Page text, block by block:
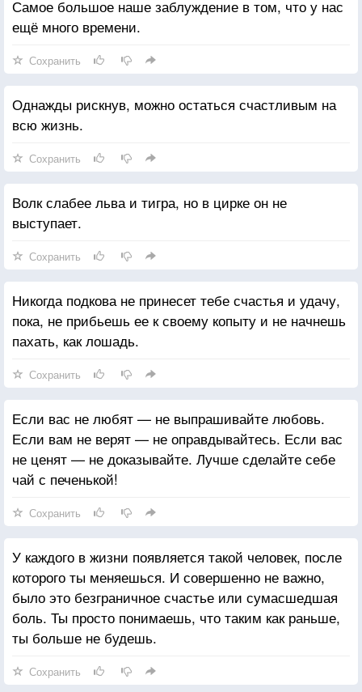
Самое большое наше заблуждение в том, что у нас
ещё много времени.
Сохранить
Однажды рискнув, можно остаться счастливым на
всю жизнь.
Сохранить
Волк слабее льва и тигра, но в цирке он не
выступает.
Сохранить
Никогда подкова не принесет тебе счастья и удачу,
пока, не прибьешь ее к своему копыту и не начнешь
пахать, как лошадь.
Сохранить
Если вас не любят — не выпрашивайте любовь.
Если вам не верят — не оправдывайтесь. Если вас
не ценят — не доказывайте. Лучше сделайте себе
чай с печенькой!
Сохранить
У каждого в жизни появляется такой человек, после
которого ты меняешься. И совершенно не важно,
было это безграничное счастье или сумасшедшая
боль. Ты просто понимаешь, что таким как раньше,
ты больше не будешь.
Сохранить